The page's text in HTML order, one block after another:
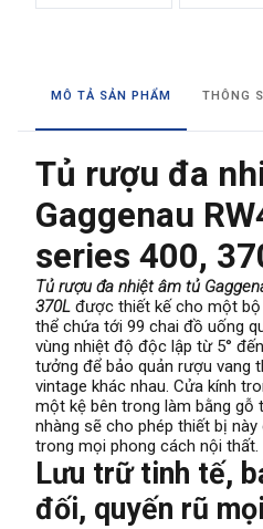
MÔ TẢ SẢN PHẨM THÔNG
Tủ rượu đa
Gaggenau
series 400,
Tủ rượu đa nhiệt âm tủ
370L được thiết kế cho một
thể chứa tới 99 chai đồ uống
vùng nhiệt độ độc lập từ 5°
tưởng để bảo quản rượu vang
vintage khác nhau. Cửa kính
một kệ bên trong làm bằng gỗ
nhàng sẽ cho phép thiết bị
trong mọi phong cách nội thất.
Lưu trữ tinh tế,
đối, quyến rũ